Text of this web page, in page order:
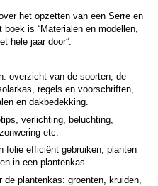
het opzetten van een Serre en
is “Materialen en modellen,
hele jaar door”.
overzicht van de soorten, de
regels en voorschriften,
en dakbedekking.
verlichting, beluchting,
etc.
folie efficiënt gebruiken, planten
in een plantenkas.
plantenkas: groenten, kruiden,